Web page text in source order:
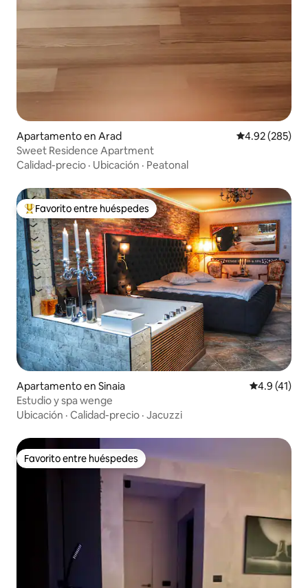
Apartamento en Arad Calificación
4.92 (285)
Sweet Residence Apartment
Calidad-precio · Ubicación · Peatonal
Favorito entre huéspedes preferido
Favorito entre huéspedes
Apartamento en Sinaia Calificación
4.9 (41)
Estudio y spa wenge
Ubicación · Calidad-precio · Jacuzzi
Favorito entre huéspedes
Favorito entre huéspedes